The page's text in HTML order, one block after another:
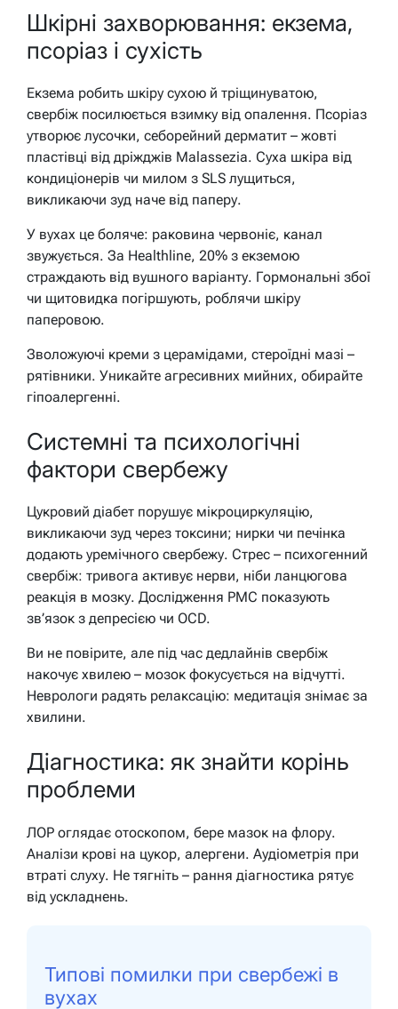
Шкірні захворювання: екзема,
псоріаз і сухість
Екзема робить шкіру сухою й тріщинуватою,
свербіж посилюється взимку від опалення. Псоріаз
утворює лусочки, себорейний дерматит – жовті
пластівці від дріжджів Malassezia. Суха шкіра від
кондиціонерів чи милом з SLS лущиться,
викликаючи зуд наче від паперу.
У вухах це боляче: раковина червоніє, канал
звужується. За Healthline, 20% з екземою
страждають від вушного варіанту. Гормональні збої
чи щитовидка погіршують, роблячи шкіру
паперовою.
Зволожуючі креми з церамідами, стероїдні мазі –
рятівники. Уникайте агресивних мийних, обирайте
гіпоалергенні.
Системні та психологічні
фактори свербежу
Цукровий діабет порушує мікроциркуляцію,
викликаючи зуд через токсини; нирки чи печінка
додають уремічного свербежу. Стрес – психогенний
свербіж: тривога активує нерви, ніби ланцюгова
реакція в мозку. Дослідження PMC показують
зв’язок з депресією чи OCD.
Ви не повірите, але під час дедлайнів свербіж
накочує хвилею – мозок фокусується на відчутті.
Неврологи радять релаксацію: медитація знімає за
хвилини.
Діагностика: як знайти корінь
проблеми
ЛОР оглядає отоскопом, бере мазок на флору.
Аналізи крові на цукор, алергени. Аудіометрія при
втраті слуху. Не тягніть – рання діагностика рятує
від ускладнень.
Типові помилки при свербежі в
вухах